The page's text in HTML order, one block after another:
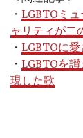
・ LGBTQミ
ャリティが二
・ LGBTQに
・ LGBTQを
現した歌